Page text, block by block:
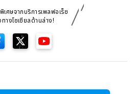
เศษจากบริการเพลฟอเร็ซ
างโซเซียลด้านล่าง!